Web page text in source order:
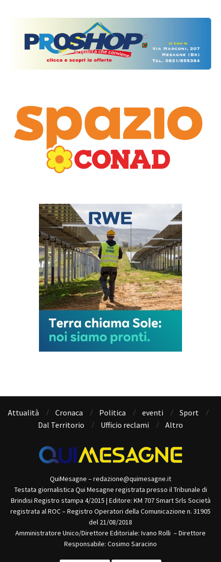
Attualità Cronaca Politica eventi
Sport
Dal Territorio
Ufficio reclami Altro
QuiMesagne – redazione@quimesagne.it
Testata giornalistica Qui Mesagne registrata presso il Tribunale di
Brindisi Registro stampa 4/2015 | Editore: KM 707 Smart Srls Società
registrata al ROC – Registro Operatori della Comunicazione n. 31905
del 21/08/2018
Amministratore Unico/Direttore Editoriale: Ivano Rolli – Direttore
Responsabile: Cosimo Saracino